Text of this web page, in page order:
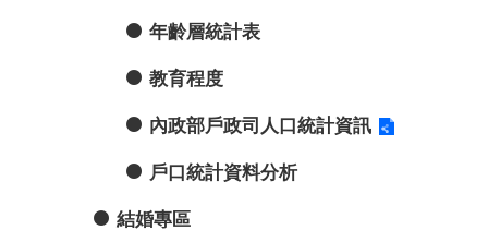
年齡層統計表
教育程度
內政部戶政司人口統計資訊
戶口統計資料分析
結婚專區